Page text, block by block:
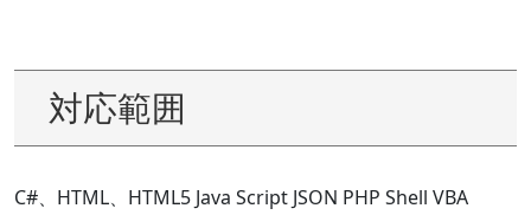
対応範囲
C#、HTML、HTML5 Java Script JSON PHP Shell VBA